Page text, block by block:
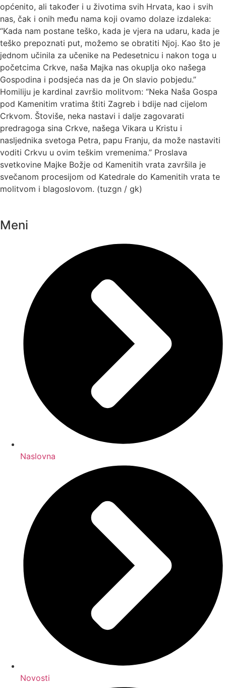
općenito, ali također i u životima svih Hrvata, kao i svih
nas, čak i onih među nama koji ovamo dolaze izdaleka:
“Kada nam postane teško, kada je vjera na udaru, kada je
teško prepoznati put, možemo se obratiti Njoj. Kao što je
jednom učinila za učenike na Pedesetnicu i nakon toga u
početcima Crkve, naša Majka nas okuplja oko našega
Gospodina i podsjeća nas da je On slavio pobjedu.”
Homiliju je kardinal završio molitvom: “Neka Naša Gospa
pod Kamenitim vratima štiti Zagreb i bdije nad cijelom
Crkvom. Štoviše, neka nastavi i dalje zagovarati
predragoga sina Crkve, našega Vikara u Kristu i
nasljednika svetoga Petra, papu Franju, da može nastaviti
voditi Crkvu u ovim teškim vremenima.” Proslava
svetkovine Majke Božje od Kamenitih vrata završila je
svečanom procesijom od Katedrale do Kamenitih vrata te
molitvom i blagoslovom. (tuzgn / gk)
Meni
Naslovna
Novosti